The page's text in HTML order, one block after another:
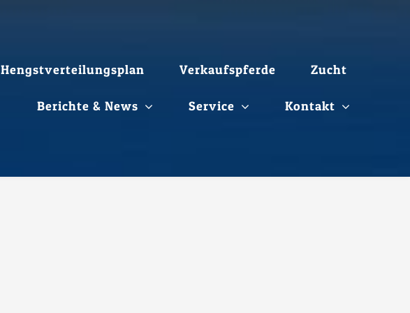
Hengstverteilungsplan Verkaufspferde Zucht
Berichte & News Service Kontakt